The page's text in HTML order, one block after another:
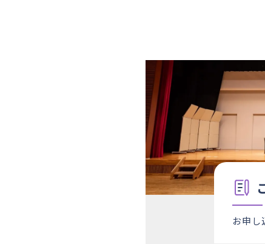
23
金 ×
×
26
月 △
27
火
28
水 ○
29
木
30
金 ×
○
お申し